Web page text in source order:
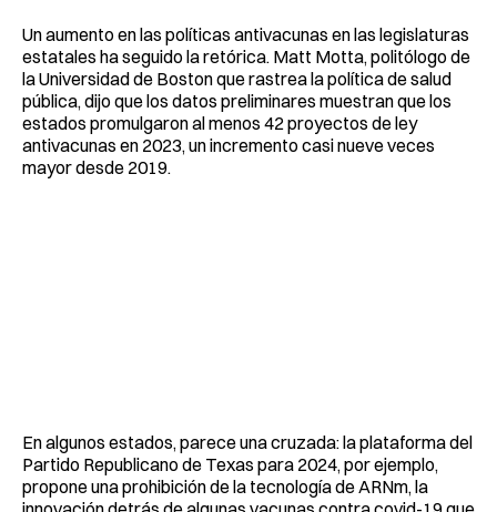
Un aumento en las políticas antivacunas en las legislaturas
estatales ha seguido la retórica. Matt Motta, politólogo de
la Universidad de Boston que rastrea la política de salud
pública, dijo que los datos preliminares muestran que los
estados promulgaron al menos 42 proyectos de ley
antivacunas en 2023, un incremento casi nueve veces
mayor desde 2019.
En algunos estados, parece una cruzada: la plataforma del
Partido Republicano de Texas para 2024, por ejemplo,
propone una prohibición de la tecnología de ARNm, la